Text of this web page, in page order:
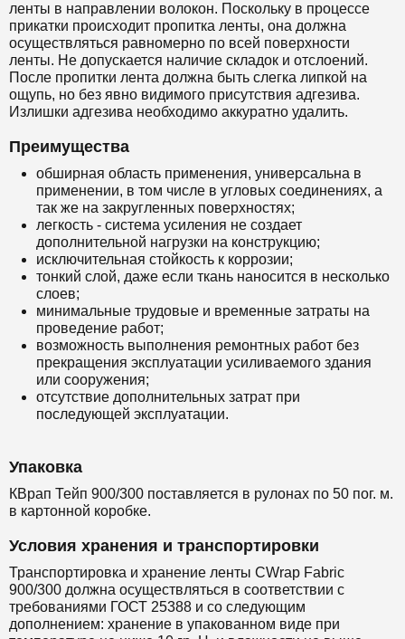
ленты в направлении волокон. Поскольку в процессе
прикатки происходит пропитка ленты, она должна
осуществляться равномерно по всей поверхности
ленты. Не допускается наличие складок и отслоений.
После пропитки лента должна быть слегка липкой на
ощупь, но без явно видимого присутствия адгезива.
Излишки адгезива необходимо аккуратно удалить.
Преимущества
обширная область применения, универсальна в
применении, в том числе в угловых соединениях, а
так же на закругленных поверхностях;
легкость - система усиления не создает
дополнительной нагрузки на конструкцию;
исключительная стойкость к коррозии;
тонкий слой, даже если ткань наносится в несколько
слоев;
минимальные трудовые и временные затраты на
проведение работ;
возможность выполнения ремонтных работ без
прекращения эксплуатации усиливаемого здания
или сооружения;
отсутствие дополнительных затрат при
последующей эксплуатации.
Упаковка
КВрап Тейп 900/300 поставляется в рулонах по 50 пог. м.
в картонной коробке.
Условия хранения и транспортировки
Транспортировка и хранение ленты CWrap Fabric
900/300 должна осуществляться в соответствии с
требованиями ГОСТ 25388 и со следующим
дополнением: хранение в упакованном виде при